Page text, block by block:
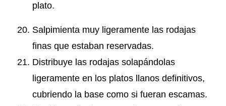
plato.
Salpimienta muy ligeramente las rodajas
finas que estaban reservadas.
Distribuye las rodajas solapándolas
ligeramente en los platos llanos definitivos,
cubriendo la base como si fueran escamas.